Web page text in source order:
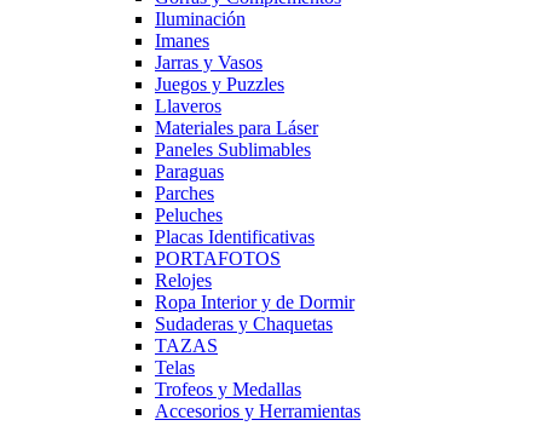
Iluminación
Imanes
Jarras y Vasos
Juegos y Puzzles
Llaveros
Materiales para Láser
Paneles Sublimables
Paraguas
Parches
Peluches
Placas Identificativas
PORTAFOTOS
Relojes
Ropa Interior y de Dormir
Sudaderas y Chaquetas
TAZAS
Telas
Trofeos y Medallas
Accesorios y Herramientas